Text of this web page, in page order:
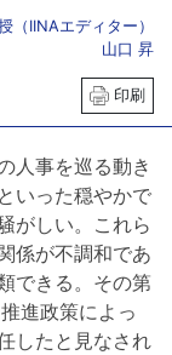
（IINAエディター）
山口 昇
印刷
人事を巡る動き
いった穏やかで
がしい。これら
係が不調和であ
できる。その第
進政策によっ
したと見なされ